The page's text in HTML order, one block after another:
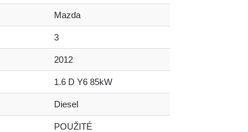
Mazda
3
2012
1.6 D Y6 85kW
Diesel
POUŽITÉ